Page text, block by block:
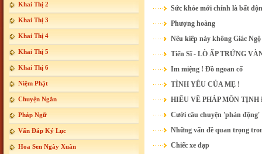
Khai Thị 2
Khai Thị 3
Khai Thị 4
Khai Thị 5
Khai Thị 6
Niệm Phật
Chuyện Ngắn
Pháp Ngữ
Vấn Đáp Ký Lục
Hoa Sen Ngày Xuân
Sức khỏe mới chính là bất
Phượng hoàng
Nếu kiếp này không Giác
Tiến Sĩ - LÒ ẤP TRỨNG
Im miệng ! Đồ ngoan cố
TÌNH YÊU CỦA MẸ !
HIỂU VỀ PHÁP MÔN TỊNH
Cười câu chuyện 'phản động'
Những vấn đề quan trọng
Chiếc xe đạp